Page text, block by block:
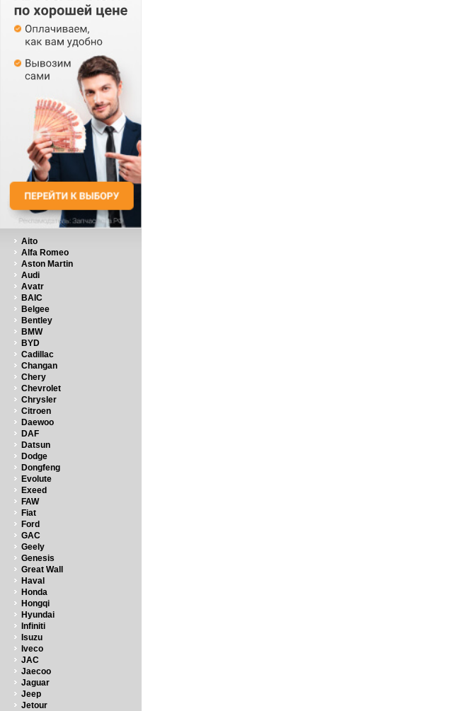
Aito
Alfa Romeo
Aston Martin
Audi
Avatr
BAIC
Belgee
Bentley
BMW
BYD
Cadillac
Changan
Chery
Chevrolet
Chrysler
Citroen
Daewoo
DAF
Datsun
Dodge
Dongfeng
Evolute
Exeed
FAW
Fiat
Ford
GAC
Geely
Genesis
Great Wall
Haval
Honda
Hongqi
Hyundai
Infiniti
Isuzu
Iveco
JAC
Jaecoo
Jaguar
Jeep
Jetour